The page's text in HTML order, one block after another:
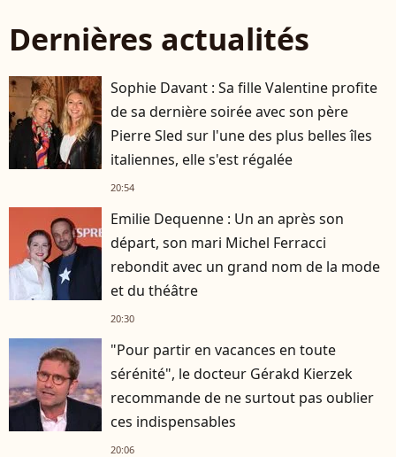
Dernières actualités
Sophie Davant : Sa fille Valentine profite
de sa dernière soirée avec son père
Pierre Sled sur l'une des plus belles îles
italiennes, elle s'est régalée
20:54
Emilie Dequenne : Un an après son
départ, son mari Michel Ferracci
rebondit avec un grand nom de la mode
et du théâtre
20:30
"Pour partir en vacances en toute
sérénité", le docteur Gérakd Kierzek
recommande de ne surtout pas oublier
ces indispensables
20:06